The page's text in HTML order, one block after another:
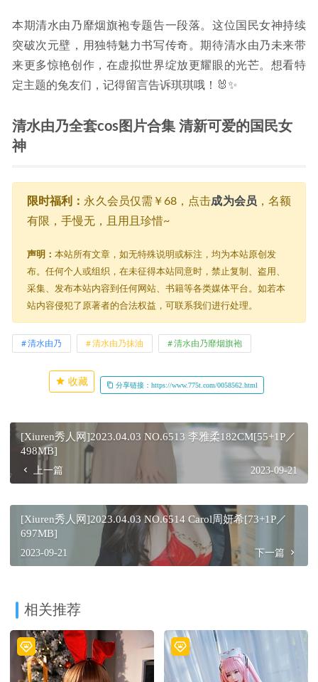
本期清水由乃靡烟旗袍专题告一段落。这位国民女神持续
突破次元壁，用独特魅力书写传奇。期待清水由乃未来带
来更多惊艳创作，在虚拟世界绽放更耀眼的光芒。想看特
定主题的兔友们，记得留言告诉琪琪哦！🐰✨
清水由乃全套cos图片合集 清新可爱的国民女
神
限时福利： 永久会员仅需￥68，点击成为会员 ，名额
有限，手慢无，且用且珍惜~
声明： 本站所有文章，如无特殊说明或标注，均为本站原创发
布。任何个人或组织，在未征得本站同意时，禁止复制、盗用、
采集、发布本站内容到任何网站、书籍等各类媒体平台。如若本
站内容侵犯了原著者的合法权益，可联系我们进行处理。
清水由乃 清水由乃抹油 清水由乃靡烟旗袍
收藏 分享链接：https://www.775t.com/0058562.html
[Xiuren秀人网]2023.04.03 NO.6513 李雅柔182CM[55+1P／
498MB]
上一篇 2023-09-21
[Xiuren秀人网]2023.04.03 NO.6514 Carol周妍希[73+1P／
697MB]
2023-09-21 下一篇
相关推荐